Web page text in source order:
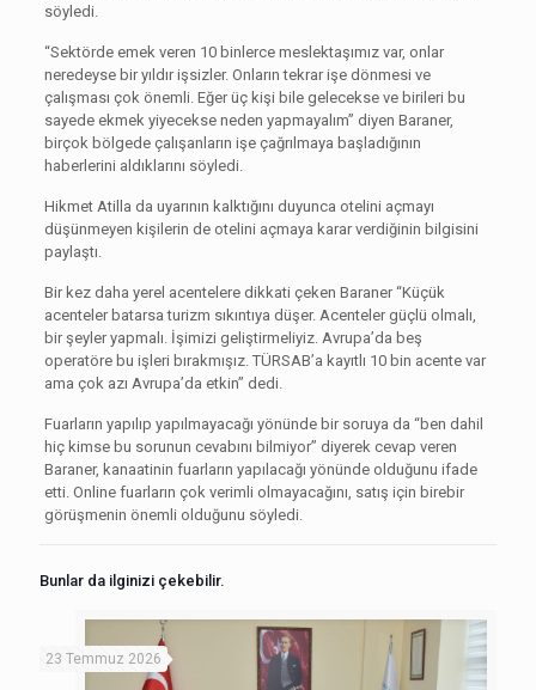
söyledi.
“Sektörde emek veren 10 binlerce meslektaşımız var, onlar
neredeyse bir yıldır işsizler. Onların tekrar işe dönmesi ve
çalışması çok önemli. Eğer üç kişi bile gelecekse ve birileri bu
sayede ekmek yiyecekse neden yapmayalım” diyen Baraner,
birçok bölgede çalışanların işe çağrılmaya başladığının
haberlerini aldıklarını söyledi.
Hikmet Atilla da uyarının kalktığını duyunca otelini açmayı
düşünmeyen kişilerin de otelini açmaya karar verdiğinin bilgisini
paylaştı.
Bir kez daha yerel acentelere dikkati çeken Baraner “Küçük
acenteler batarsa turizm sıkıntıya düşer. Acenteler güçlü olmalı,
bir şeyler yapmalı. İşimizi geliştirmeliyiz. Avrupa’da beş
operatöre bu işleri bırakmışız. TÜRSAB’a kayıtlı 10 bin acente var
ama çok azı Avrupa’da etkin” dedi.
Fuarların yapılıp yapılmayacağı yönünde bir soruya da “ben dahil
hiç kimse bu sorunun cevabını bilmiyor” diyerek cevap veren
Baraner, kanaatinin fuarların yapılacağı yönünde olduğunu ifade
etti. Online fuarların çok verimli olmayacağını, satış için birebir
görüşmenin önemli olduğunu söyledi.
Bunlar da ilginizi çekebilir.
23 Temmuz 2026